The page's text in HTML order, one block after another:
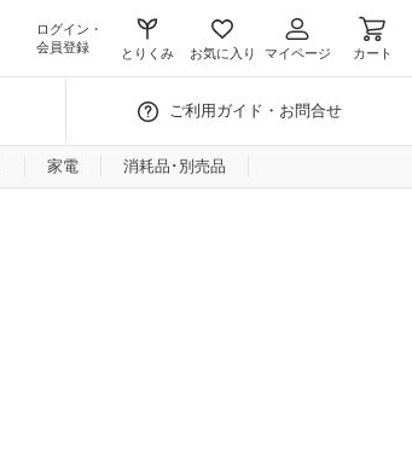
ログイン・
会員登録
とりくみ お気に入り マイページ カート
ご利用ガイド・お問合せ
家電 消耗品･別売品